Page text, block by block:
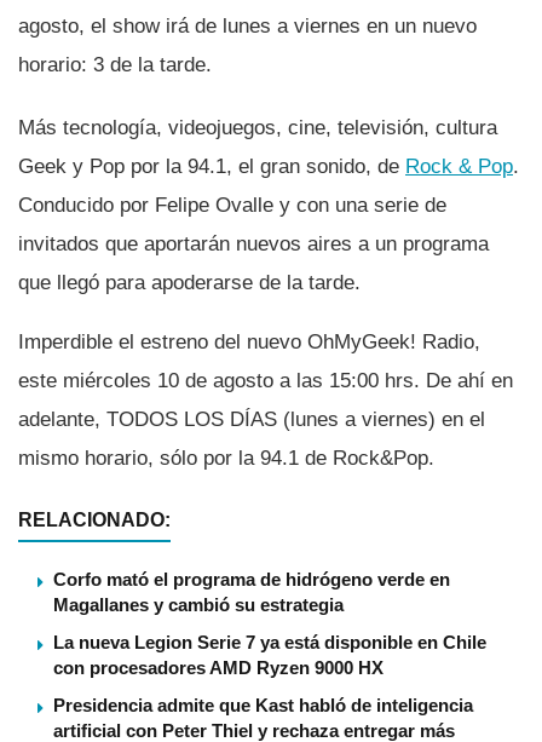
agosto, el show irá de lunes a viernes en un nuevo
horario: 3 de la tarde.
Más tecnologí­a, videojuegos, cine, televisión, cultura
Geek y Pop por la 94.1, el gran sonido, de Rock & Pop.
Conducido por Felipe Ovalle y con una serie de
invitados que aportarán nuevos aires a un programa
que llegó para apoderarse de la tarde.
Imperdible el estreno del nuevo OhMyGeek! Radio,
este miércoles 10 de agosto a las 15:00 hrs. De ahí­ en
adelante, TODOS LOS DÍAS (lunes a viernes) en el
mismo horario, sólo por la 94.1 de Rock&Pop.
RELACIONADO:
Corfo mató el programa de hidrógeno verde en
Magallanes y cambió su estrategia
La nueva Legion Serie 7 ya está disponible en Chile
con procesadores AMD Ryzen 9000 HX
Presidencia admite que Kast habló de inteligencia
artificial con Peter Thiel y rechaza entregar más